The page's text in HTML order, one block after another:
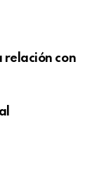
relación con